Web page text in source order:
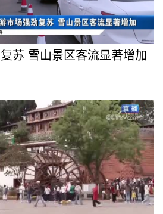
苏 雪山景区客流显著增加